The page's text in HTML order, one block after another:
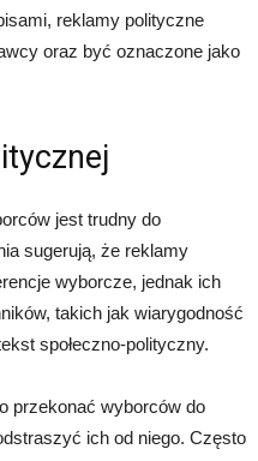
reklamy polityczne
oraz być oznaczone jako
jest trudny do
sugerują, że reklamy
wyborcze, jednak ich
takich jak wiarygodność
społeczno-polityczny.
przekonać wyborców do
ich od niego. Często